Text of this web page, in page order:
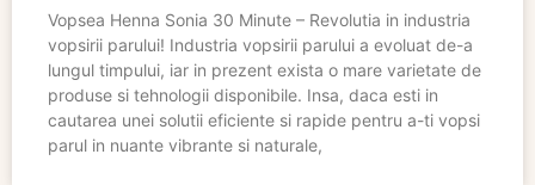
Vopsea Henna Sonia 30 Minute – Revolutia in industria
vopsirii parului! Industria vopsirii parului a evoluat de-a
lungul timpului, iar in prezent exista o mare varietate de
produse si tehnologii disponibile. Insa, daca esti in
cautarea unei solutii eficiente si rapide pentru a-ti vopsi
parul in nuante vibrante si naturale,